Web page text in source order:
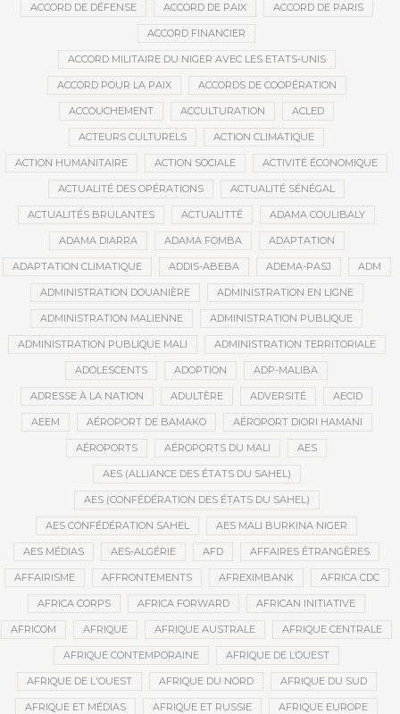
ACCORD DE DÉFENSE ACCORD DE PAIX ACCORD DE PARIS
ACCORD FINANCIER
ACCORD MILITAIRE DU NIGER AVEC LES ETATS-UNIS
ACCORD POUR LA PAIX ACCORDS DE COOPÉRATION
ACCOUCHEMENT ACCULTURATION ACLED
ACTEURS CULTURELS ACTION CLIMATIQUE
ACTION HUMANITAIRE ACTION SOCIALE ACTIVITÉ ÉCONOMIQUE
ACTUALITÉ DES OPÉRATIONS ACTUALITÉ SÉNÉGAL
ACTUALITÉS BRULANTES ACTUALITTÉ ADAMA COULIBALY
ADAMA DIARRA ADAMA FOMBA ADAPTATION
ADAPTATION CLIMATIQUE ADDIS-ABEBA ADEMA-PASJ ADM
ADMINISTRATION DOUANIÈRE ADMINISTRATION EN LIGNE
ADMINISTRATION MALIENNE ADMINISTRATION PUBLIQUE
ADMINISTRATION PUBLIQUE MALI ADMINISTRATION TERRITORIALE
ADOLESCENTS ADOPTION ADP-MALIBA
ADRESSE À LA NATION ADULTÈRE ADVERSITÉ AECID
AEEM AÉROPORT DE BAMAKO AÉROPORT DIORI HAMANI
AÉROPORTS AÉROPORTS DU MALI AES
AES (ALLIANCE DES ÉTATS DU SAHEL)
AES (CONFÉDÉRATION DES ÉTATS DU SAHEL)
AES CONFÉDÉRATION SAHEL AES MALI BURKINA NIGER
AES MÉDIAS AES-ALGÉRIE AFD AFFAIRES ÉTRANGÈRES
AFFAIRISME AFFRONTEMENTS AFREXIMBANK AFRICA CDC
AFRICA CORPS AFRICA FORWARD AFRICAN INITIATIVE
AFRICOM AFRIQUE AFRIQUE AUSTRALE AFRIQUE CENTRALE
AFRIQUE CONTEMPORAINE AFRIQUE DE L’OUEST
AFRIQUE DE L'OUEST AFRIQUE DU NORD AFRIQUE DU SUD
AFRIQUE ET MÉDIAS AFRIQUE ET RUSSIE AFRIQUE EUROPE